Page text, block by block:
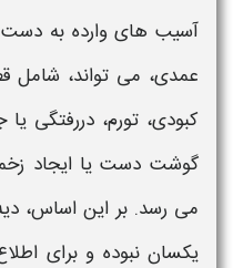
آسیب های وارده به دست
عمدی، می تواند،
کبودی، تورم، دررفتگی
گوشت دست یا ایجاد
می رسد. بر این اساس،
یکسان نبوده و برای